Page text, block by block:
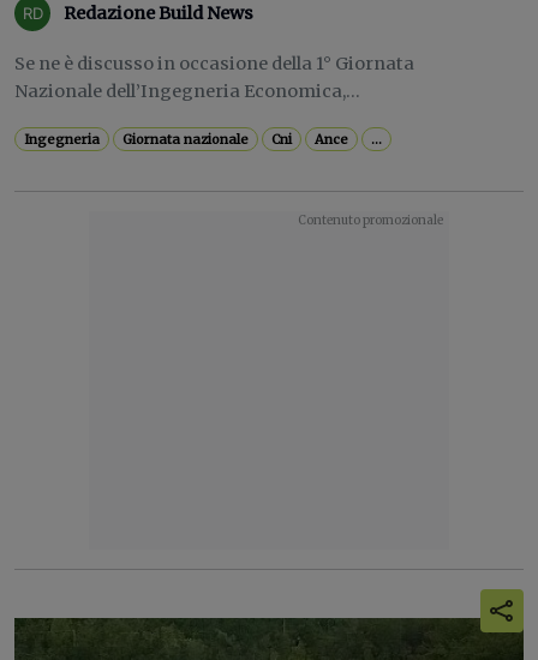
Redazione Build News
Se ne è discusso in occasione della 1° Giornata
Nazionale dell’Ingegneria Economica,...
Ingegneria Giornata nazionale Cni Ance ...